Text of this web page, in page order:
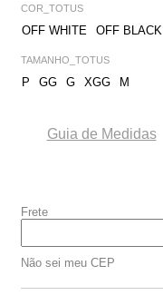
COR_TOTUS
OFF WHITE OFF BLACK
TAMANHO_TOTUS
P GG G XGG M
Guia de Medidas
Frete
Não sei meu CEP